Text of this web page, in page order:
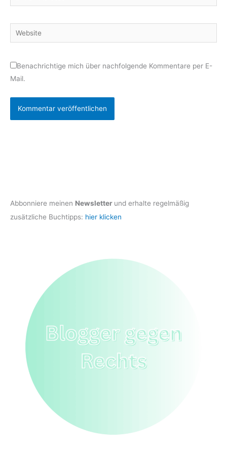
Mail-
Website
Benachrichtige mich über nachfolgende Kommentare per E-
Mail.
Abbonniere meinen Newsletter und erhalte regelmäßig
zusätzliche Buchtipps: hier klicken